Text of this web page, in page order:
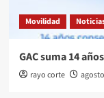
Movilidad
GAC suma 14
rayo corte